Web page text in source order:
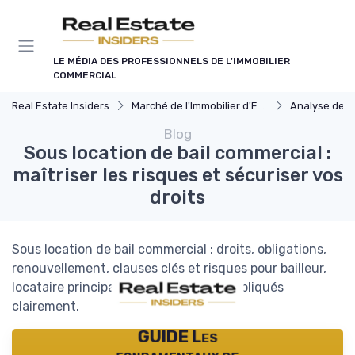
LE MÉDIA DES PROFESSIONNELS DE L'IMMOBILIER
COMMERCIAL
Real Estate Insiders Marché de l'Immobilier d'Entreprise Analyse des
Blog
Sous location de bail commercial :
maîtriser les risques et sécuriser vos
droits
Sous location de bail commercial : droits, obligations,
renouvellement, clauses clés et risques pour bailleur,
locataire principal et sous locataire, expliqués
clairement.
GUIDE Les